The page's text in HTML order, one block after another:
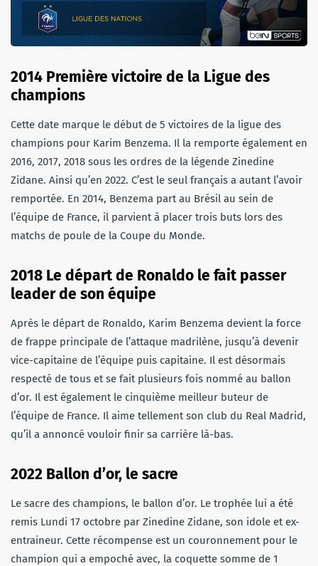
2014 Première victoire de la Ligue des
champions
Cette date marque le début de 5 victoires de la ligue des
champions pour Karim Benzema. Il la remporte également en
2016, 2017, 2018 sous les ordres de la légende Zinedine
Zidane. Ainsi qu’en 2022. C’est le seul français a autant l’avoir
remportée. En 2014, Benzema part au Brésil au sein de
l’équipe de France, il parvient à placer trois buts lors des
matchs de poule de la Coupe du Monde.
2018 Le départ de Ronaldo le fait passer
leader de son équipe
Après le départ de Ronaldo, Karim Benzema devient la force
de frappe principale de l’attaque madrilène, jusqu’à devenir
vice-capitaine de l’équipe puis capitaine. Il est désormais
respecté de tous et se fait plusieurs fois nommé au ballon
d’or. Il est également le cinquième meilleur buteur de
l’équipe de France. Il aime tellement son club du Real Madrid,
qu’il a annoncé vouloir finir sa carrière là-bas.
2022 Ballon d’or, le sacre
Le sacre des champions, le ballon d’or. Le trophée lui a été
remis Lundi 17 octobre par Zinedine Zidane, son idole et ex-
entraineur. Cette récompense est un couronnement pour le
champion qui a empoché avec, la coquette somme de 1